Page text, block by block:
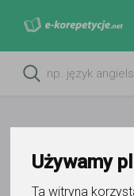
Używamy
Ta witryna